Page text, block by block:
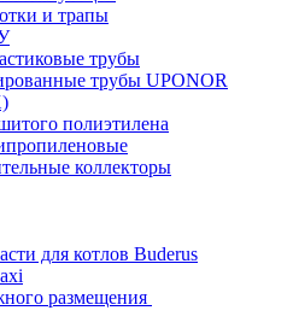
и трапы
трубы
трубы UPONOR
полиэтилена
коллекторы
для котлов Buderus
размещения